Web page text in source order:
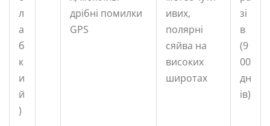
л
а
б
к
и
й
)
дрібні помилки
GPS
ивих,
полярні
сяйва на
високих
широтах
зі
в
(9
00
дн
ів)